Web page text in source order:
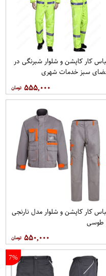
کار کاپشن و شلوار شبرنگی در
سبز خدمات شهری
۵۵۵,۰۰۰
کار کاپشن و شلوار مدل نارنجی
طوسی
۵۵۰,۰۰۰
7%